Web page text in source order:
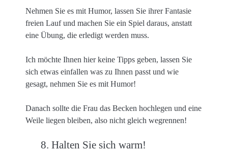
Nehmen Sie es mit Humor, lassen Sie ihrer Fantasie
freien Lauf und machen Sie ein Spiel daraus, anstatt
eine Übung, die erledigt werden muss.
Ich möchte Ihnen hier keine Tipps geben, lassen Sie
sich etwas einfallen was zu Ihnen passt und wie
gesagt, nehmen Sie es mit Humor!
Danach sollte die Frau das Becken hochlegen und eine
Weile liegen bleiben, also nicht gleich wegrennen!
8. Halten Sie sich warm!